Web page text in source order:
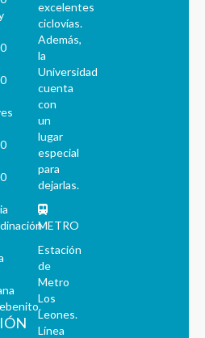
excelentes
ciclovías.
Además,
la
Universidad
cuenta
con
un
lugar
especial
para
dejarlas.
METRO
Estación
de
Metro
Los
Leones.
Línea